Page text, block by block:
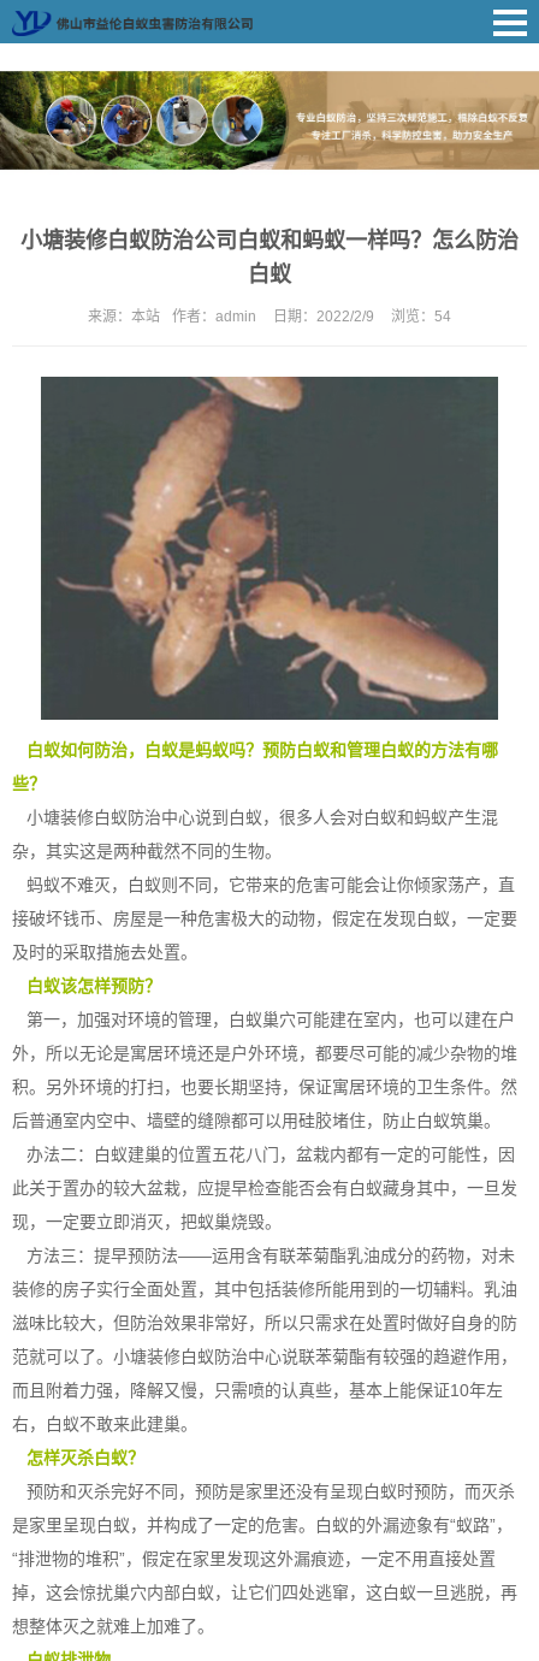
小塘装修白蚁防治公司白蚁和蚂蚁一样吗？怎么防治
白蚁
来源： 本站 作者： admin 日期： 2022/2/9 浏览： 54
白蚁如何防治，白蚁是蚂蚁吗？预防白蚁和管理白蚁的方法有哪
些？
小塘装修白蚁防治中心说到白蚁，很多人会对白蚁和蚂蚁产生混
杂，其实这是两种截然不同的生物。
蚂蚁不难灭，白蚁则不同，它带来的危害可能会让你倾家荡产，直
接破坏钱币、房屋是一种危害极大的动物，假定在发现白蚁，一定要
及时的采取措施去处置。
白蚁该怎样预防？
第一，加强对环境的管理，白蚁巢穴可能建在室内，也可以建在户
外，所以无论是寓居环境还是户外环境，都要尽可能的减少杂物的堆
积。另外环境的打扫，也要长期坚持，保证寓居环境的卫生条件。然
后普通室内空中、墙壁的缝隙都可以用硅胶堵住，防止白蚁筑巢。
办法二：白蚁建巢的位置五花八门，盆栽内都有一定的可能性，因
此关于置办的较大盆栽，应提早检查能否会有白蚁藏身其中，一旦发
现，一定要立即消灭，把蚁巢烧毁。
方法三： 提早预防法——运用含有联苯菊酯乳油成分的药物，对未
装修的房子实行全面处置，其中包括装修所能用到的一切辅料。乳油
滋味比较大，但防治效果非常好，所以只需求在处置时做好自身的防
范就可以了。小塘装修白蚁防治中心说联苯菊酯有较强的趋避作用，
而且附着力强，降解又慢，只需喷的认真些，基本上能保证10年左
右，白蚁不敢来此建巢。
怎样灭杀白蚁？
预防和灭杀完好不同，预防是家里还没有呈现白蚁时预防，而灭杀
是家里呈现白蚁，并构成了一定的危害。白蚁的外漏迹象有“蚁路”，
“排泄物的堆积”，假定在家里发现这外漏痕迹，一定不用直接处置
掉，这会惊扰巢穴内部白蚁，让它们四处逃窜，这白蚁一旦逃脱，再
想整体灭之就难上加难了。